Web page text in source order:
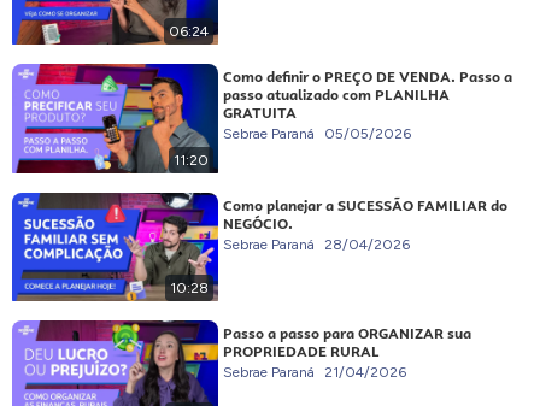
06:24
11:20
Como definir o PREÇO DE VENDA. Passo a
passo atualizado com PLANILHA
GRATUITA
Sebrae Paraná 05/05/2026
10:28
Como planejar a SUCESSÃO FAMILIAR do
NEGÓCIO.
Sebrae Paraná 28/04/2026
Passo a passo para ORGANIZAR sua
PROPRIEDADE RURAL
Sebrae Paraná 21/04/2026